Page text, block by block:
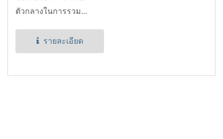
ตัวกลางในการรวม
เครือข่าย...รายละเอียด